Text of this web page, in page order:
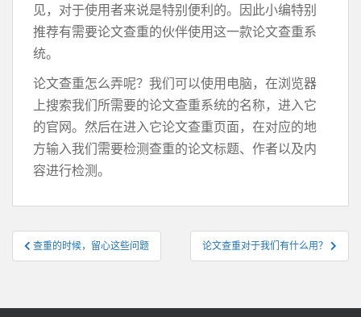
见，对于使用者来说是特别便利的。因此小编特别
推荐有需要论文查重的伙伴使用这一款论文查重系
统。
论文查重怎么弄呢？我们可以使用电脑，在浏览器
上搜索我们所需要的论文查重系统的名称，进入它
的官网。然后在进入它论文查重页面，在对应的地
方输入我们需要检测查重的论文标题、作者以及内
容进行检测。
文
章
航
查重的时候，留心这些问题 论文查重对于我们有什么用？